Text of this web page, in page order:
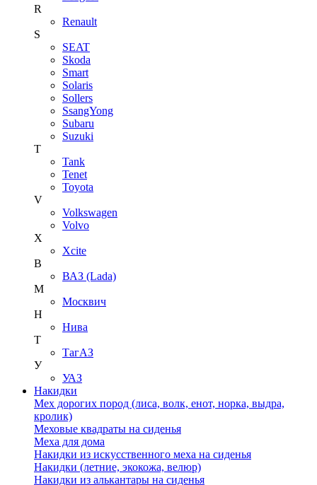
R
Renault
S
SEAT
Skoda
Smart
Solaris
Sollers
SsangYong
Subaru
Suzuki
T
Tank
Tenet
Toyota
V
Volkswagen
Volvo
X
Xcite
В
ВАЗ (Lada)
М
Москвич
Н
Нива
Т
ТагАЗ
У
УАЗ
Накидки
Мех дорогих пород (лиса, волк, енот, норка, выдра,
кролик)
Меховые квадраты на сиденья
Меха для дома
Накидки из искусственного меха на сиденья
Накидки (летние, экокожа, велюр)
Накидки из алькантары на сиденья